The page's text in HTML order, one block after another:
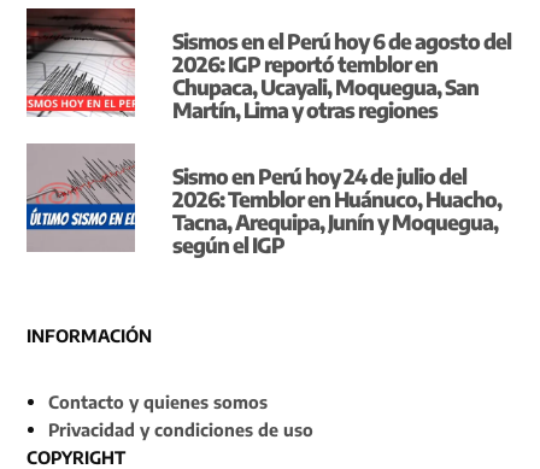
Sismos en el Perú hoy 6 de agosto del
2026: IGP reportó temblor en
Chupaca, Ucayali, Moquegua, San
Martín, Lima y otras regiones
Sismo en Perú hoy 24 de julio del
2026: Temblor en Huánuco, Huacho,
Tacna, Arequipa, Junín y Moquegua,
según el IGP
INFORMACIÓN
Contacto y quienes somos
Privacidad y condiciones de uso
COPYRIGHT